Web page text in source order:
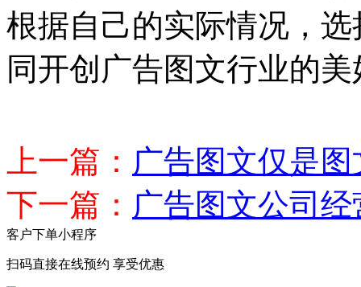
根据自己的实际情况，
同开创广告图文行业的
上一篇： 广告图文仅是
下一篇： 广告图文公司
客户下单小程序
扫码直接在线预约 享受优惠